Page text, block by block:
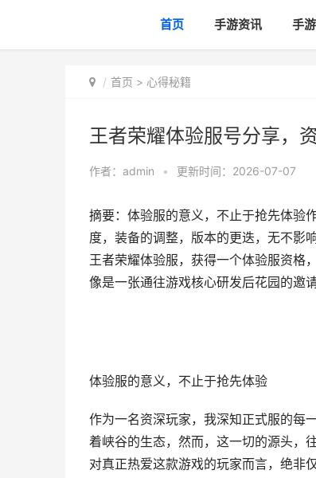
首页 手游资讯 手
首页 > 心得秘籍
王者荣耀体验服号分享，
作者： admin • 更新时间：2026-07-07
摘要：体验服的意义，不止于抢先体验
度，装备的调整，版本的更迭，无不影
王者荣耀体验服，获得一个体验服资格
像是一张通往游戏核心研发后花园的邀
体验服的意义，不止于抢先体验
作为一名资深玩家，我深知正式服的每
着峡谷的生态，然而，这一切的源头，
对真正热爱这款游戏的玩家而言，绝非